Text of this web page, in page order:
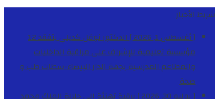
شريط الأخبار
[ أغسطس 1, 2026 ]
الدكتور نوفل كديلي يتفقد 12
مؤسسة تعليمية للإشراف على مراقبة الداخليات
والمطاعم المدرسية بجهة الدار البيضاء-سطاتطب و
صحة
[ يوليو 30, 2026 ]
برقية تهنئة الى جلالة الملك محمد